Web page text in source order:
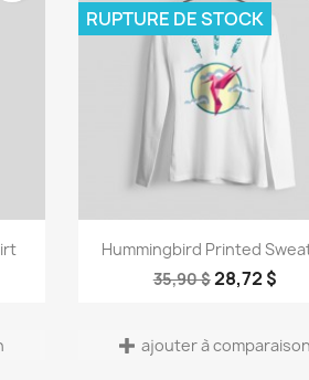
Aperçu rapide
Hummingbird Printed
35,90 $28,72 $
RUPTURE DE STOCK
ajouter à comparaison
Créer une liste d'envies